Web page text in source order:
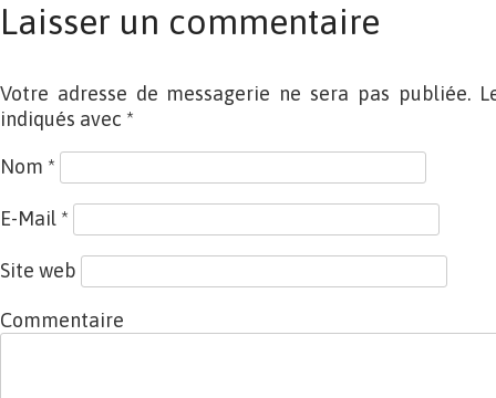
Laisser un commentaire
Votre adresse de messagerie ne sera pas publiée.
indiqués avec *
Nom *
E-Mail *
Site web
Commentaire